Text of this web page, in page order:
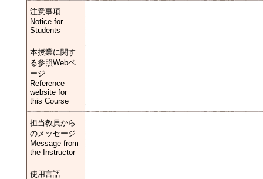
注意事項
Notice for
Students
本授業に関す
る参照Webペ
ージ
Reference
website for
this Course
担当教員から
のメッセージ
Message from
the Instructor
使用言語